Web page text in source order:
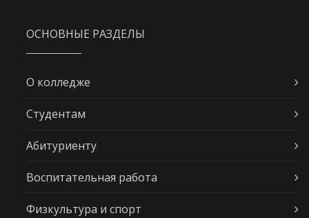
ОСНОВНЫЕ РАЗДЕЛЫ
О колледже
Студентам
Абитуриенту
Воспитательная работа
Физкультура и спорт